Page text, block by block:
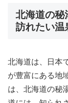
北海道の秘
訪れたい温
北海道は、日本
が豊富にある地
は、北海道の秘